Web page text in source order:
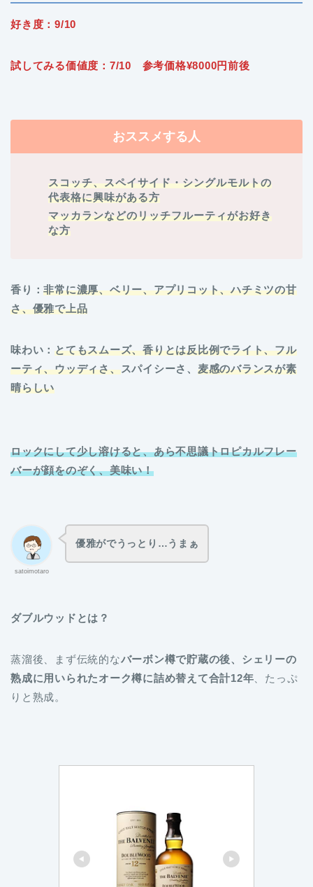
好き度：9/10
試してみる価値度：7/10 参考価格¥8000円前後
おススメする人
スコッチ、スペイサイド・シングルモルトの
代表格に興味がある方
マッカランなどのリッチフルーティがお好き
な方
香り：非常に濃厚、ベリー、アプリコット、ハチミツの甘
さ、優雅で上品
味わい：とてもスムーズ、香りとは反比例でライト、フル
ーティ、ウッディさ、スパイシーさ、 麦感のバランスが素
晴らしい
ロックにして少し溶けると、あら不思議トロピカルフレー
バーが顔をのぞく、美味い！
satoimotaro
優雅がでうっとり…うまぁ
ダブルウッドとは？
蒸溜後、まず伝統的なバーボン樽で貯蔵の後、シェリーの
熟成に用いられたオーク樽に詰め替えて合計12年 、たっぷ
りと熟成。